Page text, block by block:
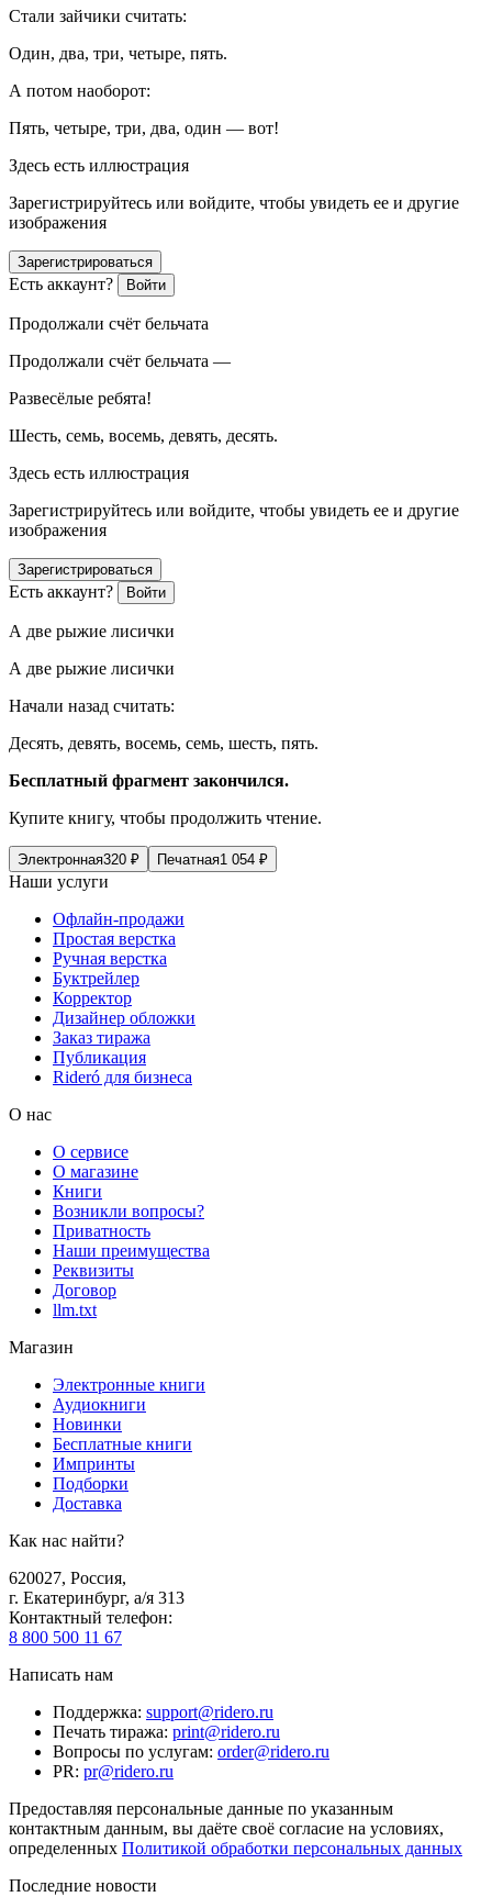
Стали зайчики считать:
Один, два, три, четыре, пять.
А потом наоборот:
Пять, четыре, три, два, один — вот!
Здесь есть иллюстрация
Зарегистрируйтесь или войдите, чтобы увидеть ее и другие
изображения
Зарегистрироваться
Есть аккаунт? Войти
Продолжали счёт бельчата
Продолжали счёт бельчата —
Развесёлые ребята!
Шесть, семь, восемь, девять, десять.
Здесь есть иллюстрация
Зарегистрируйтесь или войдите, чтобы увидеть ее и другие
изображения
Зарегистрироваться
Есть аккаунт? Войти
А две рыжие лисички
А две рыжие лисички
Начали назад считать:
Десять, девять, восемь, семь, шесть, пять.
Бесплатный фрагмент закончился.
Купите книгу, чтобы продолжить чтение.
Электронная320 ₽ Печатная1 054 ₽
Наши услуги
Офлайн-продажи
Простая верстка
Ручная верстка
Буктрейлер
Корректор
Дизайнер обложки
Заказ тиража
Публикация
Rideró для бизнеса
О нас
О сервисе
О магазине
Книги
Возникли вопросы?
Приватность
Наши преимущества
Реквизиты
Договор
llm.txt
Магазин
Электронные книги
Аудиокниги
Новинки
Бесплатные книги
Импринты
Подборки
Доставка
Как нас найти?
620027, Россия,
г. Екатеринбург, а/я 313
Контактный телефон:
8 800 500 11 67
Написать нам
Поддержка: support@ridero.ru
Печать тиража: print@ridero.ru
Вопросы по услугам: order@ridero.ru
PR: pr@ridero.ru
Предоставляя персональные данные по указанным
контактным данным, вы даёте своё согласие на условиях,
определенных Политикой обработки персональных данных
Последние новости